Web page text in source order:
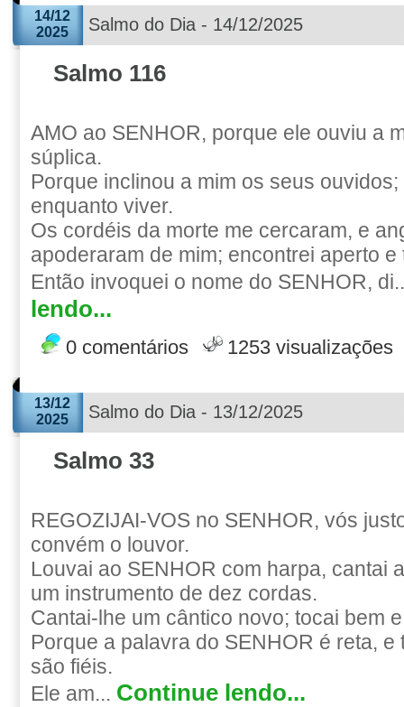
14/12
2025
Salmo do Dia - 14/12/2025
Salmo 116
AMO ao SENHOR, porque ele ouviu a
súplica.
Porque inclinou a mim os seus
enquanto viver.
Os cordéis da morte me cercaram, e
apoderaram de mim; encontrei aperto e
Então invoquei o nome do SENHOR,
lendo...
0 comentários 1253 visualizações
13/12
2025
Salmo do Dia - 13/12/2025
Salmo 33
REGOZIJAI-VOS no SENHOR, vós
convém o louvor.
Louvai ao SENHOR com harpa, cantai
um instrumento de dez cordas.
Cantai-lhe um cântico novo; tocai bem
Porque a palavra do SENHOR é reta,
são fiéis.
Ele am... Continue lendo...